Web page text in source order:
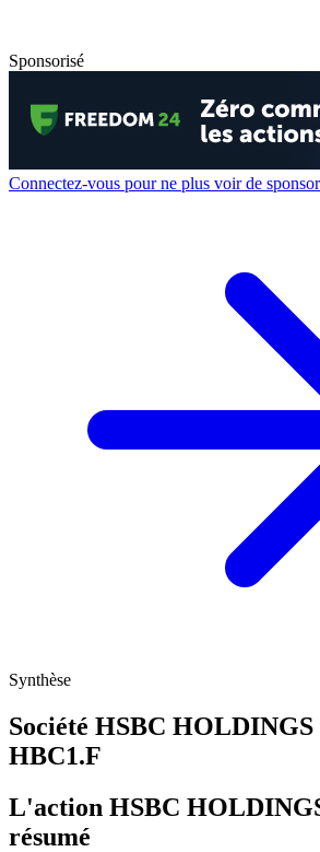
Sponsorisé
Connectez-vous pour ne plus voir de
Synthèse
Société HSBC
HBC1.F
L'action HSBC
résumé